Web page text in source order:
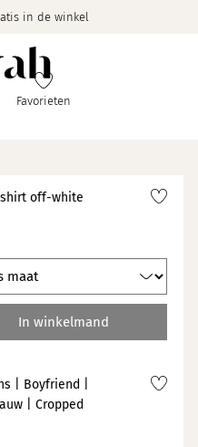
in de winkel
Favorieten
off-white
In winkelmand
| Boyfriend |
| Cropped